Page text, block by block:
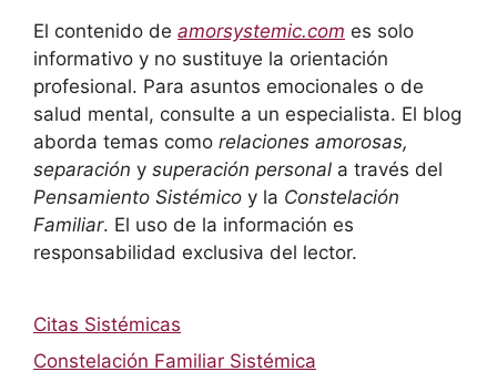
El contenido de amorsystemic.com es solo
informativo y no sustituye la orientación
profesional. Para asuntos emocionales o de
salud mental, consulte a un especialista. El blog
aborda temas como relaciones amorosas,
separación y superación personal a través del
Pensamiento Sistémico y la Constelación
Familiar. El uso de la información es
responsabilidad exclusiva del lector.
Citas Sistémicas
Constelación Familiar Sistémica